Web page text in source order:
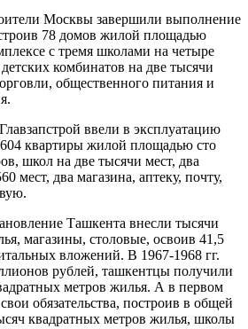
Москвы завершили выполнение
78 домов жи­лой площадью
с тремя школами на четыре
комбинатов на две тысячи
общественного питания и
ввели в эксплу­атацию
квартиры жилой площадью сто
школ на две тысячи мест, два
мест, два магазина, аптеку, почту,
Ташкента внесли тысячи
магазины, столовые, освоив 41,5
вложений. В 1967-1968 гг.
рублей, ташкентцы получили
метров жилья. А в первом
обязательства, построив в общей
квадратных метров жилья, школы